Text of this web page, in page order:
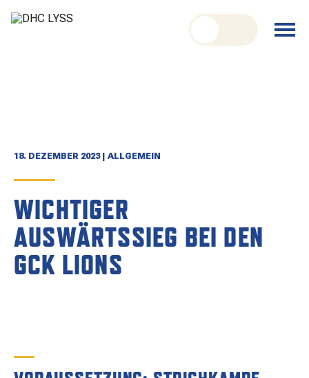
Menü
öffnen
schliessen
GESCHICHTE
TEAM
KADER
SPIELPLAN
RESULTATE
18. DEZEMBER 2023 | ALLGEMEIN
WICHTIGER
AUSWÄRTSSIEG BEI DEN
GCK LIONS